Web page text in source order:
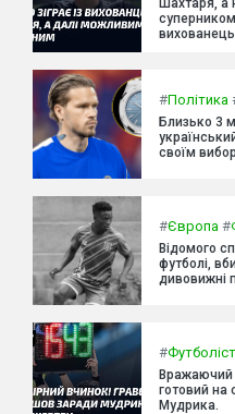
#Політика
Близько 3
своїм
#Європа #
Відомого
футболі,
дивовижні
#Футболіст
Вражаючий
готовий на
Мудрика.